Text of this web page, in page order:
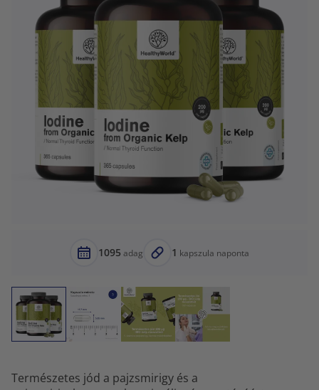
1095 adag 1 kapszula naponta
Természetes jód a pajzsmirigy és a